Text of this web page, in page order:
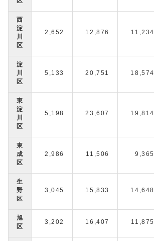
西
淀
川
区
2,652 12,876 11,234
淀
川
区
5,133 20,751 18,574
東
淀
川
区
5,198 23,607 19,814
東
成
区
2,986 11,506 9,365
生
野
区
3,045 15,833 14,648
旭
区
3,202 16,407 11,875